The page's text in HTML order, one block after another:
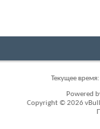
Текущее время:
Powered
Copyright © 2026